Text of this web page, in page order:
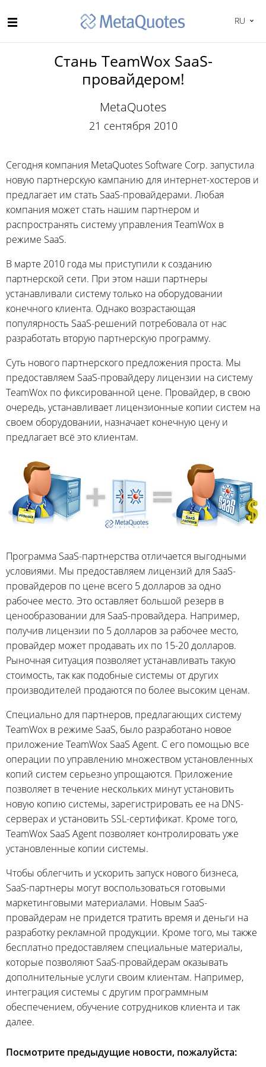
RU
Стань TeamWox SaaS-
провайдером!
MetaQuotes
21 сентября 2010
Сегодня компания MetaQuotes Software Corp. запустила
новую партнерскую кампанию для интернет-хостеров и
предлагает им стать SaaS-провайдерами. Любая
компания может стать нашим партнером и
распространять систему управления TeamWox в
режиме SaaS.
В марте 2010 года мы приступили к созданию
партнерской сети. При этом наши партнеры
устанавливали систему только на оборудовании
конечного клиента. Однако возрастающая
популярность SaaS-решений потребовала от нас
разработать вторую партнерскую программу.
Суть нового партнерского предложения проста. Мы
предоставляем SaaS-провайдеру лицензии на систему
TeamWox по фиксированной цене. Провайдер, в свою
очередь, устанавливает лицензионные копии систем на
своем оборудовании, назначает конечную цену и
предлагает всё это клиентам.
Программа SaaS-партнерства отличается выгодными
условиями. Мы предоставляем лицензий для SaaS-
провайдеров по цене всего 5 долларов за одно
рабочее место. Это оставляет большой резерв в
ценообразовании для SaaS-провайдера. Например,
получив лицензии по 5 долларов за рабочее место,
провайдер может продавать их по 15-20 долларов.
Рыночная ситуация позволяет устанавливать такую
стоимость, так как подобные системы от других
производителей продаются по более высоким ценам.
Специально для партнеров, предлагающих систему
TeamWox в режиме SaaS, было разработано новое
приложение TeamWox SaaS Agent. С его помощью все
операции по управлению множеством установленных
копий систем серьезно упрощаются. Приложение
позволяет в течение нескольких минут установить
новую копию системы, зарегистрировать ее на DNS-
серверах и установить SSL-сертификат. Кроме того,
TeamWox SaaS Agent позволяет контролировать уже
установленные копии системы.
Чтобы облегчить и ускорить запуск нового бизнеса,
SaaS-партнеры могут воспользоваться готовыми
маркетинговыми материалами. Новым SaaS-
провайдерам не придется тратить время и деньги на
разработку рекламной продукции. Кроме того, мы также
бесплатно предоставляем специальные материалы,
которые позволяют SaaS-провайдерам оказывать
дополнительные услуги своим клиентам. Например,
интеграция системы с другим программным
обеспечением, обучение сотрудников клиента и так
далее.
Посмотрите предыдущие новости, пожалуйста: